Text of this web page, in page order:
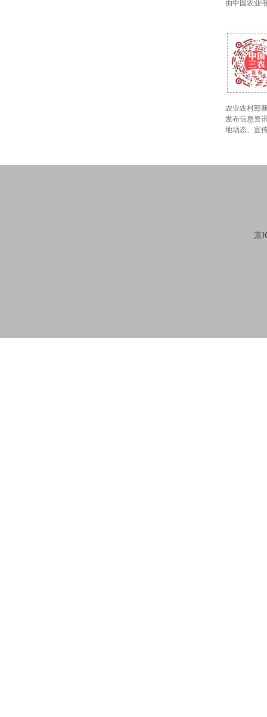
由中国农业
农业农村部
发布信息资
地动态、宣
京